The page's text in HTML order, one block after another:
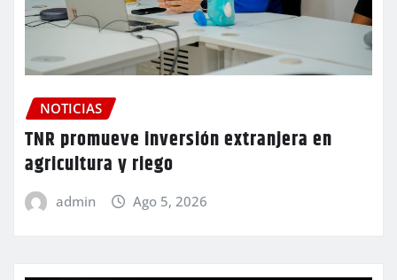
NOTICIAS
TNR promueve inversión extranjera en
agricultura y riego
admin Ago 5, 2026